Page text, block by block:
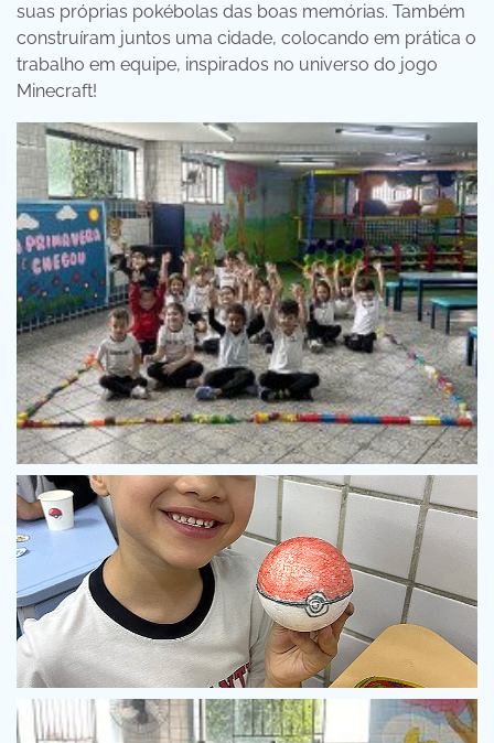
suas próprias pokébolas das boas memórias. Também
construíram juntos uma cidade, colocando em prática o
trabalho em equipe, inspirados no universo do jogo
Minecraft!